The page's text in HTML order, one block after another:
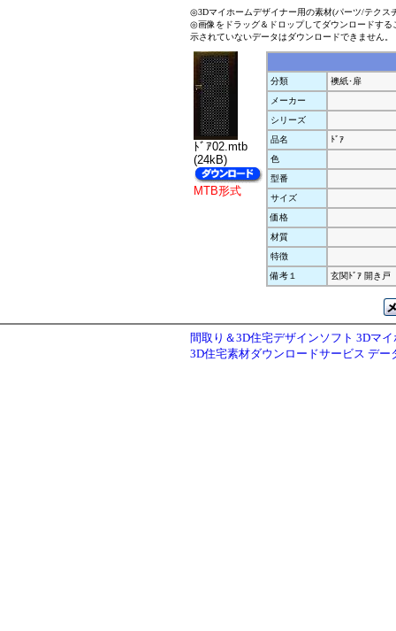
◎3Dマイホームデザイナー用の素材(パーツ/テクス
◎画像をドラッグ＆ドロップしてダウンロードす
示されていないデータはダウンロードできません。
ﾄﾞｱ02.mtb
(24kB)
MTB形式
分類
襖紙･扉
メーカー
シリーズ
品名
ﾄﾞｱ
色
型番
サイズ
価格
材質
特徴
備考１
玄関ﾄﾞｱ 開き戸
間取り＆3D住宅デザインソフト 3Dマ
3D住宅素材ダウンロードサービス デー